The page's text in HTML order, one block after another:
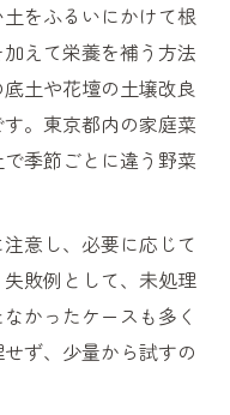
をふるいにかけて根
えて栄養を補う方法
土や花壇の土壌改良
。東京都内の家庭菜
季節ごとに違う野菜
意し、必要に応じて
敗例として、未処理
かったケースも多く
ず、少量から試すの